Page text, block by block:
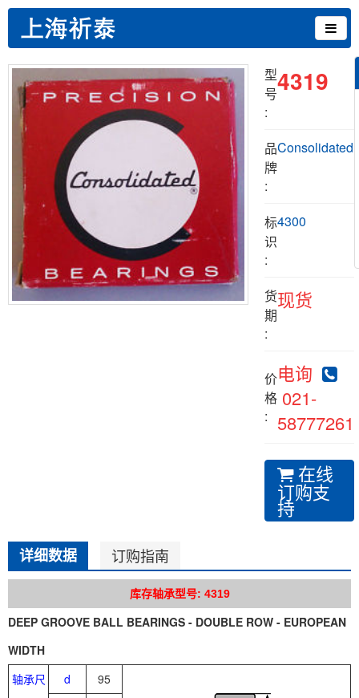
型
号
:
4319
品
牌
:
Consolidated
标
识
:
4300
货
期
:
现货
价
格
:
电询
021-
58777261
在线
订购支
持
详细数据 订购指南
库存轴承型号: 4319
DEEP GROOVE BALL BEARINGS - DOUBLE ROW - EUROPEAN
WIDTH
轴承尺
d
95